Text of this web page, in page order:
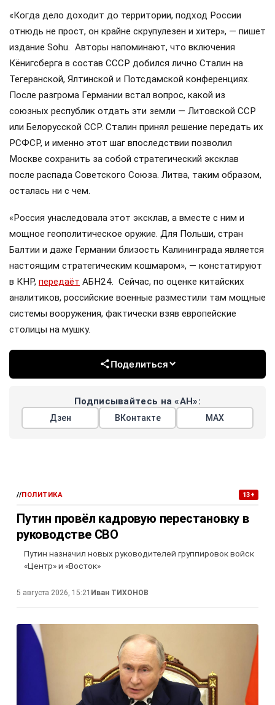
«Когда дело доходит до территории, подход России
отнюдь не прост, он крайне скрупулезен и хитер», — пишет
издание Sohu. Авторы напоминают, что включения
Кёнигсберга в состав СССР добился лично Сталин на
Тегеранской, Ялтинской и Потсдамской конференциях.
После разгрома Германии встал вопрос, какой из
союзных республик отдать эти земли — Литовской ССР
или Белорусской ССР. Сталин принял решение передать их
РСФСР, и именно этот шаг впоследствии позволил
Москве сохранить за собой стратегический эксклав
после распада Советского Союза. Литва, таким образом,
осталась ни с чем.
«Россия унаследовала этот эксклав, а вместе с ним и
мощное геополитическое оружие. Для Польши, стран
Балтии и даже Германии близость Калининграда является
настоящим стратегическим кошмаром», — констатируют
в КНР, передаёт АБН24. Сейчас, по оценке китайских
аналитиков, российские военные разместили там мощные
системы вооружения, фактически взяв европейские
столицы на мушку.
Поделиться
Подписывайтесь на «АН»:
Дзен ВКонтакте МАХ
//ПОЛИТИКА 13+
Путин провёл кадровую перестановку в
руководстве СВО
Путин назначил новых руководителей группировок войск
«Центр» и «Восток»
5 августа 2026, 15:21 Иван ТИХОНОВ